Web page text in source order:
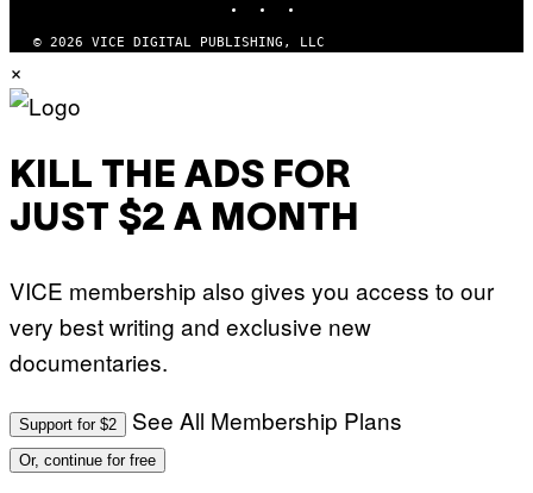
© 2026 VICE DIGITAL PUBLISHING, LLC
×
KILL THE ADS FOR
JUST $2 A MONTH
VICE membership also gives you access to our
very best writing and exclusive new
documentaries.
Support for $2 See All Membership Plans
Or, continue for free